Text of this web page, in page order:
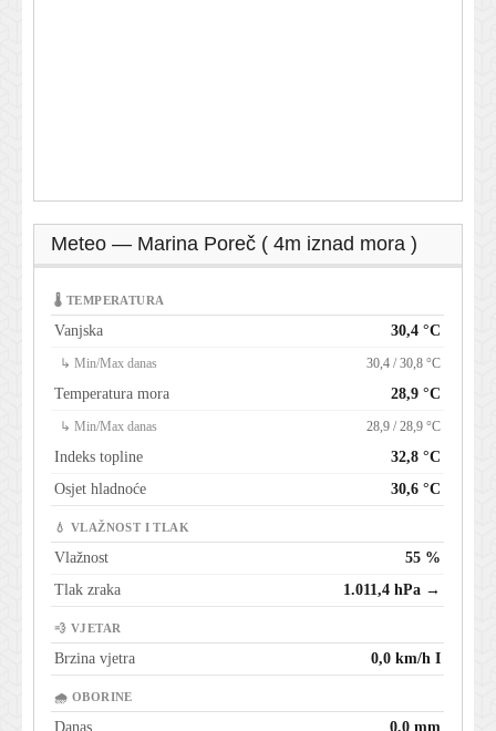
Meteo — Marina Poreč ( 4m iznad mora )
🌡 TEMPERATURA
Vanjska 30,4 °C
↳ Min/Max danas 30,4 / 30,8 °C
Temperatura mora 28,9 °C
↳ Min/Max danas 28,9 / 28,9 °C
Indeks topline
32,8 °C
Osjet hladnoće
30,6 °C
💧 VLAŽNOST I TLAK
Vlažnost
55 %
Tlak zraka
1.011,4 hPa →
💨 VJETAR
Brzina vjetra 0,0 km/h I
🌧 OBORINE
Danas
0,0 mm